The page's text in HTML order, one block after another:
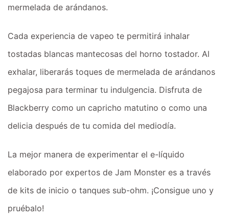
mermelada de arándanos.
Cada experiencia de vapeo te permitirá inhalar
tostadas blancas mantecosas del horno tostador. Al
exhalar, liberarás toques de mermelada de arándanos
pegajosa para terminar tu indulgencia. Disfruta de
Blackberry como un capricho matutino o como una
delicia después de tu comida del mediodía.
La mejor manera de experimentar el e-líquido
elaborado por expertos de Jam Monster es a través
de kits de inicio o tanques sub-ohm. ¡Consigue uno y
pruébalo!